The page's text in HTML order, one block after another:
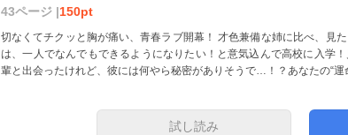
43ページ |150pt
切なくてチクッと胸が痛い、青春ラブ開幕！ 才色兼備な姉に比べ、見た目も中身もふつーな女子高生・苗
は、一人でなんでもできるようになりたい！と意気込んで高校に入学
輩と出会ったけれど、彼には何やら秘密がありそうで…！？あなたの“
試し読み